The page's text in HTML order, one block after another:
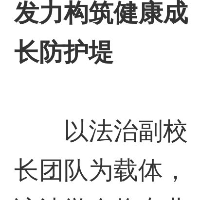
发力构筑健康成
长防护堤
以法治副校
长团队为载体，